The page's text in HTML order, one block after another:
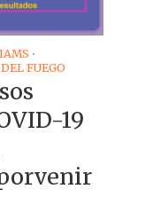
•
FUEGO
19